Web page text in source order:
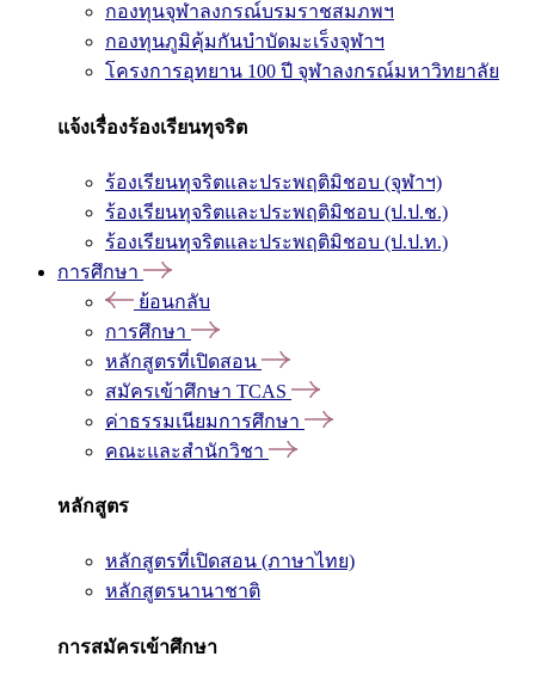
กองทุนจุฬาลงกรณ์บรมราชสมภพฯ
กองทุนภูมิคุ้มกันบำบัดมะเร็งจุฬาฯ
โครงการอุทยาน 100 ปี จุฬาลงกรณ์มหาวิทยาลัย
แจ้งเรื่องร้องเรียนทุจริต
ร้องเรียนทุจริตและประพฤติมิชอบ (จุฬาฯ)
ร้องเรียนทุจริตและประพฤติมิชอบ (ป.ป.ช.)
ร้องเรียนทุจริตและประพฤติมิชอบ (ป.ป.ท.)
การศึกษา
ย้อนกลับ
การศึกษา
หลักสูตรที่เปิดสอน
สมัครเข้าศึกษา TCAS
ค่าธรรมเนียมการศึกษา
คณะและสำนักวิชา
หลักสูตร
หลักสูตรที่เปิดสอน (ภาษาไทย)
หลักสูตรนานาชาติ
การสมัครเข้าศึกษา